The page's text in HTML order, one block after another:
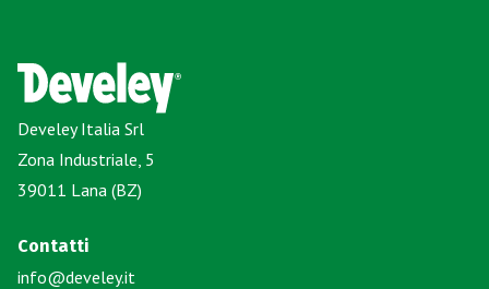
Develey Italia Srl
Zona Industriale, 5
39011 Lana (BZ)
Contatti
info@develey.it